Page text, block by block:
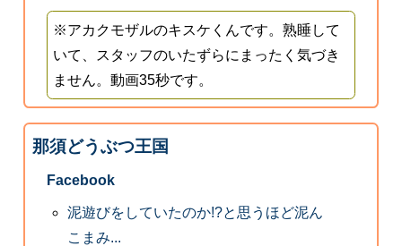
※アカクモザルのキスケくんです。熟睡して
いて、スタッフのいたずらにまったく気づき
ません。動画35秒です。
那須どうぶつ王国
Facebook
泥遊びをしていたのか!?と思うほど泥ん
こまみ...